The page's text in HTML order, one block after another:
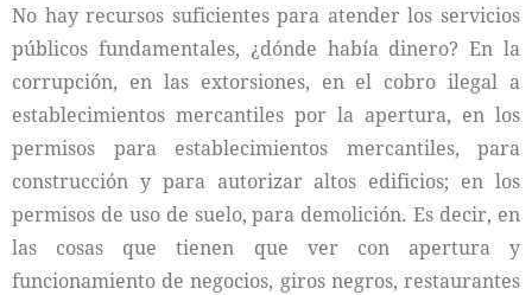
No hay recursos suficientes para atender los servicios
públicos fundamentales, ¿dónde había dinero? En la
corrupción, en las extorsiones, en el cobro ilegal a
establecimientos mercantiles por la apertura, en los
permisos para establecimientos mercantiles, para
construcción y para autorizar altos edificios; en los
permisos de uso de suelo, para demolición. Es decir, en
las cosas que tienen que ver con apertura y
funcionamiento de negocios, giros negros, restaurantes